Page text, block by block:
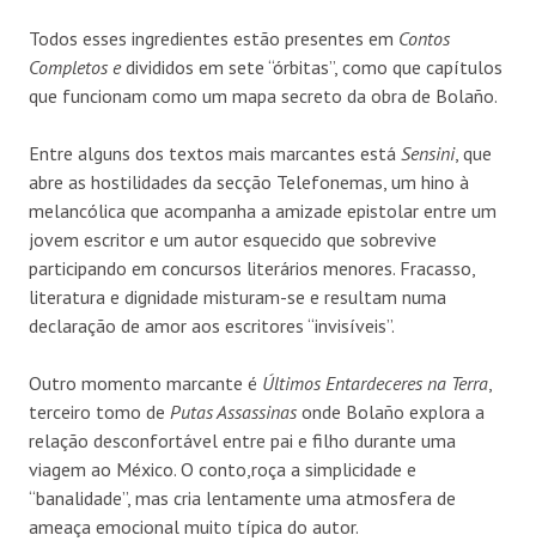
Todos esses ingredientes estão presentes em Contos
Completos edivididos em sete “órbitas”, como que capítulos
que funcionam como um mapa secreto da obra de Bolaño.
Entre alguns dos textos mais marcantes está Sensini, que
abre as hostilidades da secção Telefonemas, um hino à
melancólica que acompanha a amizade epistolar entre um
jovem escritor e um autor esquecido que sobrevive
participando em concursos literários menores. Fracasso,
literatura e dignidade misturam-se e resultam numa
declaração de amor aos escritores “invisíveis”.
Outro momento marcante é Últimos Entardeceres na Terra
terceiro tomo de Putas Assassinas onde Bolaño explora a
relação desconfortável entre pai e filho durante uma
viagem ao México. O conto,roça a simplicidade e
“banalidade”, mas cria lentamente uma atmosfera de
ameaça emocional muito típica do autor.